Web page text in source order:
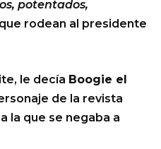
potentados,
rodean al presidente
le decía Boogie el
de la revista
la que se negaba a